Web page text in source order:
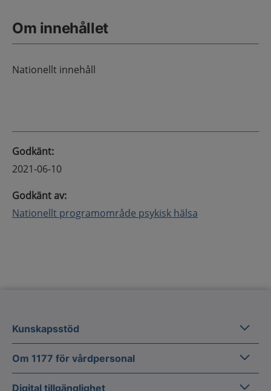
Om innehållet
Nationellt innehåll
Godkänt:
2021-06-10
Godkänt av:
Nationellt programområde psykisk hälsa
Kunskapsstöd
Om 1177 för vårdpersonal Om
Digital tillgänglighet Digital